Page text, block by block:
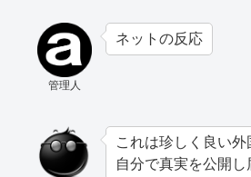
管理人
ネットの反応
これは珍しく良い外
自分で真実を公開